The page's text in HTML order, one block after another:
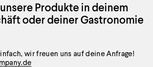
Produktein deinem
oderdeiner Gastronomie
wir freuen uns auf deine Anfrage!